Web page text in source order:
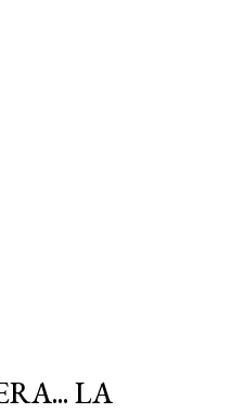
LA